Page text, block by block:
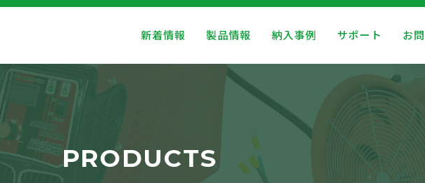
新着情報 製品情報 納入事例 サポート お
PRODUCTS